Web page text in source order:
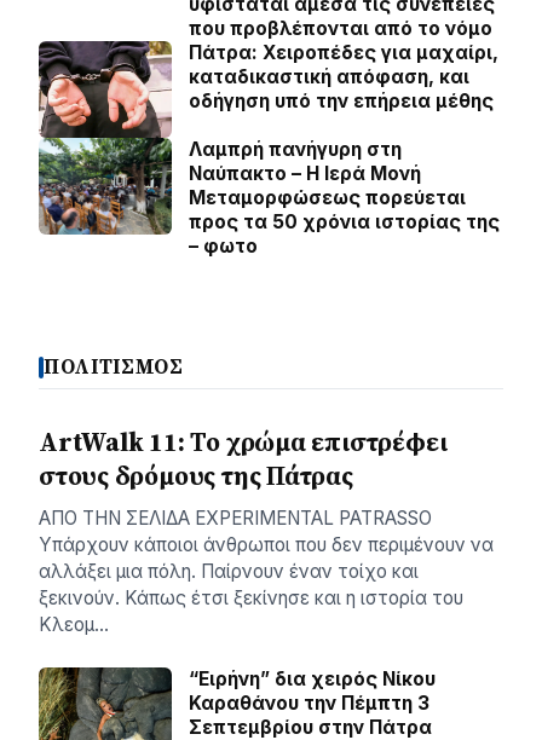
που προβλέπονται από το νόμο
Πάτρα: Χειροπέδες για μαχαίρι,
καταδικαστική απόφαση, και
οδήγηση υπό την επήρεια μέθης
Λαμπρή πανήγυρη στη
Ναύπακτο – Η Ιερά Μονή
Μεταμορφώσεως πορεύεται
προς τα 50 χρόνια ιστορίας της
– φωτο
ΠΟΛΙΤΙΣΜΟΣ
ArtWalk 11: Το χρώμα επιστρέφει
στους δρόμους της Πάτρας
AΠΟ ΤΗΝ ΣΕΛΙΔΑ EXPERIMENTAL PATRASSO
Υπάρχουν κάποιοι άνθρωποι που δεν περιμένουν να
αλλάξει μια πόλη. Παίρνουν έναν τοίχο και
ξεκινούν. Κάπως έτσι ξεκίνησε και η ιστορία του
Κλεομ…
“Ειρήνη” δια χειρός Νίκου
Καραθάνου την Πέμπτη 3
Σεπτεμβρίου στην Πάτρα